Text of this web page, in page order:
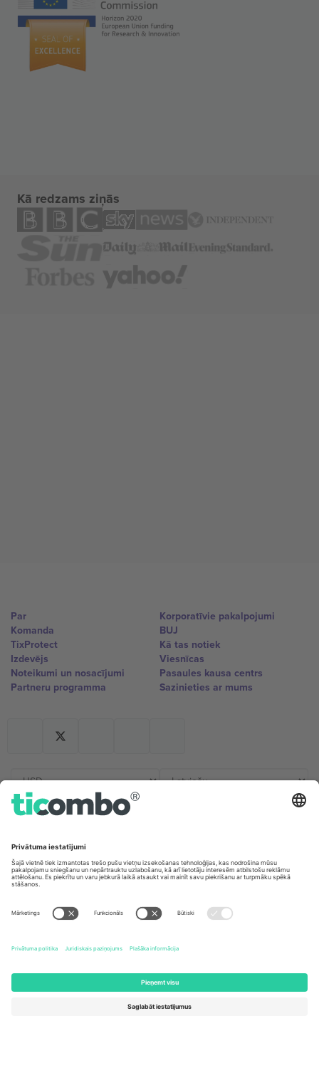
Kā redzams ziņās
Par
Komanda
TixProtect
Izdevējs
Noteikumi un nosacījumi
Partneru programma
Korporatīvie pakalpojumi
BUJ
Kā tas notiek
Viesnīcas
Pasaules kausa centrs
Sazinieties ar mums
Germany
Unter den Linden 24, 10117
United Kingdom
167 City Road, London, Greater
Kingdom
United States
Newark, Delaware 19713, United
States
Switzerland
Engelberg, Switzerland